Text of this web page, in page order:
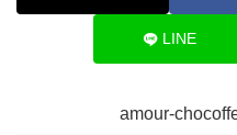
LINE
amour-